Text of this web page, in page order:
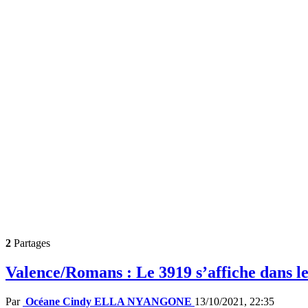
2 Partages
Valence/Romans : Le 3919 s’affiche dans
Par Océane Cindy ELLA NYANGONE 13/10/2021, 22:35